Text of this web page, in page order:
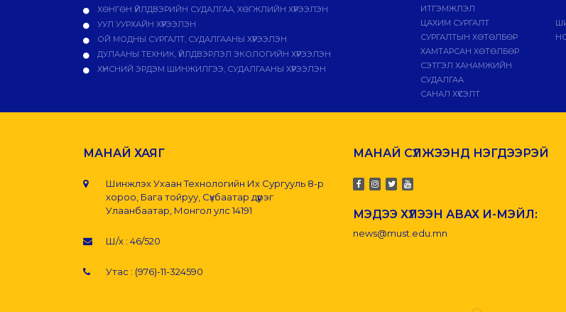
ХӨНГӨН ҮЙЛДВЭРИЙН СУДАЛГАА, ХӨГЖЛИЙН ХҮРЭЭЛЭН
УУЛ УУРХАЙН ХҮРЭЭЛЭН
ОЙ МОДНЫ СУРГАЛТ, СУДАЛГААНЫ ХҮРЭЭЛЭН
ДУЛААНЫ ТЕХНИК, ҮЙЛДВЭРЛЭЛ ЭКОЛОГИЙН ХҮРЭЭЛЭН
ХҮНСНИЙ ЭРДЭМ ШИНЖИЛГЭЭ, СУДАЛГААНЫ ХҮРЭЭЛЭН
ИТГЭМЖЛЭЛ
ЦАХИМ СУРГАЛТ
СУРГАЛТЫН ХӨТӨЛБӨР
ХАМТАРСАН ХӨТӨЛБӨР
СЭТГЭЛ ХАНАМЖИЙН
СУДАЛГАА
САНАЛ ХҮСЭЛТ
МАНАЙ ХАЯГ
Шинжлэх Ухаан Технологийн Их Сургууль 8-р
хороо, Бага тойруу, Сүхбаатар дүүрэг
Улаанбаатар, Монгол улс 14191
Ш/х : 46/520
Утас : (976)-11-324590
МАНАЙ СҮЛЖЭЭНД НЭГДЭЭРЭЙ
МЭДЭЭ ХҮЛЭЭН АВАХ И-МЭЙЛ:
news@must.edu.mn